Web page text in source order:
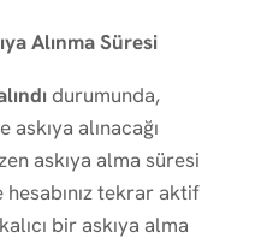
Alınma Süresi
durumunda,
askıya alınacağı
askıya alma süresi
tekrar aktif
bir askıya alma